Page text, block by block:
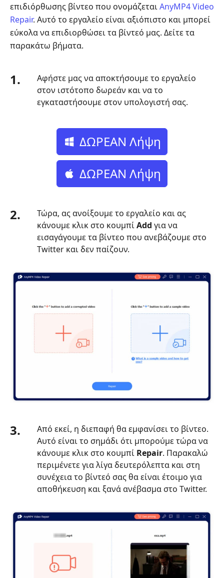
Επανεκκινήστε
τη
συσκευή
σας
4.
Εκκαθάριση
μετρητών
Μέρος
Ενημερώστε
Μέρος
6.
Ελέγξτε
τις
στο
τηλέφωνό
Μέρος
7.
Εκκαθάριση
cookie
8.
ερωτήσεις
σχετικά
με
τη
Διόρθωση
βίντεο
που
δεν
παίζονται
επιδιόρθωσης βίντεο που ονομάζεταιAnyMP4 Video
Repair. Αυτό το εργαλείο είναι αξιόπιστο και μπορεί
εύκολα να επιδιορθώσει τα βίντεό μας. Δείτε τα
παρακάτω βήματα.
1.
Αφήστε μας να αποκτήσουμε το εργαλείο
στον ιστότοπο δωρεάν και να το
εγκαταστήσουμε στον υπολογιστή σας.
ΔΩΡΕΑΝ Λήψη
ΔΩΡΕΑΝ Λήψη
2.
Τώρα, ας ανοίξουμε το εργαλείο και ας
κάνουμε κλικ στο κουμπίAdd για να
εισαγάγουμε τα βίντεο που ανεβάζουμε στο
Twitter και δεν παίζουν.
3.
Από εκεί, η διεπαφή θα εμφανίσει το βίντεο.
Αυτό είναι το σημάδι ότι μπορούμε τώρα να
κάνουμε κλικ στο κουμπί Repair. Παρακαλώ
περιμένετε για λίγα δευτερόλεπτα και στη
συνέχεια το βίντεό σας θα είναι έτοιμο για
αποθήκευση και ξανά ανέβασμα στο Twitter.